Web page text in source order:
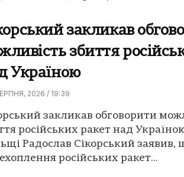
закликав
збиття
Україною
2026 / 19:39
закликав обговорити
російських ракет над
Радослав Сікорський заявив,
російських ракет...